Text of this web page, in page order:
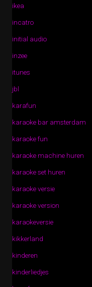
ikea
incatro
initial audio
inzee
itunes
jbl
karafun
karaoke bar amsterdam
karaoke fun
karaoke machine huren
karaoke set huren
karaoke versie
karaoke version
karaokeversie
kikkerland
kinderen
kinderliedjes